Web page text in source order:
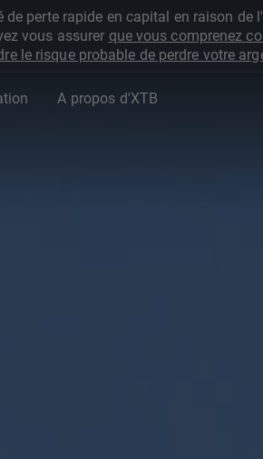
perte rapide en capital en raison de
vous assurer que vous comprenez
le risque probable de perdre votre
A propos d'XTB